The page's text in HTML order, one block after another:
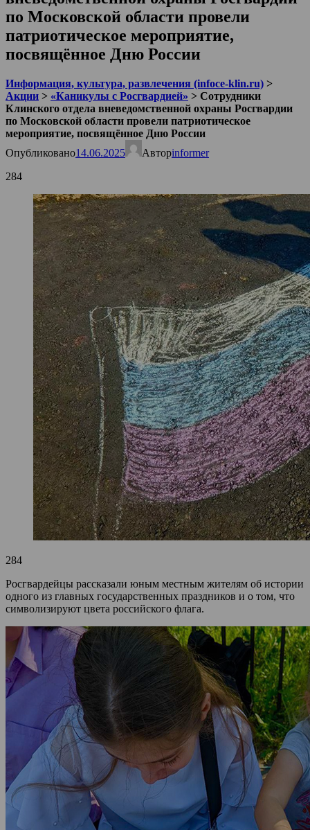
по Московской области провели
патриотическое мероприятие,
посвящённое Дню России
Информация, культура, развлечения (infoce-klin.ru) >
Акции > «Каникулы с Росгвардией» > Сотрудники
Клинского отдела вневедомственной охраны Росгвардии
по Московской области провели патриотическое
мероприятие, посвящённое Дню России
Опубликовано14.06.2025 Авторinformer
284
284
Росгвардейцы рассказали юным местным жителям об истории
одного из главных государственных праздников и о том, что
символизируют цвета российского флага.